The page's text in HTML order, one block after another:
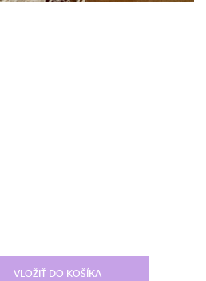
VLOŽIŤ DO KOŠÍKA